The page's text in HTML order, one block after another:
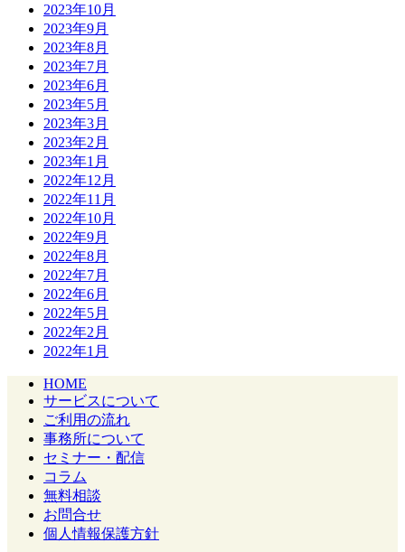
2023年10月
2023年9月
2023年8月
2023年7月
2023年6月
2023年5月
2023年3月
2023年2月
2023年1月
2022年12月
2022年11月
2022年10月
2022年9月
2022年8月
2022年7月
2022年6月
2022年5月
2022年2月
2022年1月
HOME
サービスについて
ご利用の流れ
事務所について
セミナー・配信
コラム
無料相談
お問合せ
個人情報保護方針